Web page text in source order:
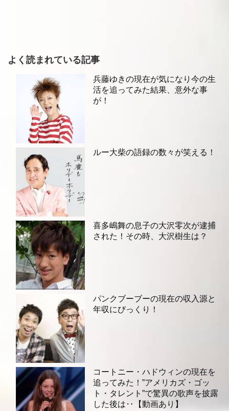
よく読まれている記事
兵藤ゆきの現在が気になり今の生
活を追ってみた結果、意外な事
が！
ルー大柴の語録の数々が笑える！
喜多嶋舞の息子の大沢零次が逮捕
された！その時、大沢樹生は？
パンクブーブーの現在の収入源と
年収にびっくり！
コートニー・ハドウィンの現在を
追ってみた！”アメリカズ・ゴッ
ト・タレント”で驚異の歌声を披露
した後は‥【動画あり】